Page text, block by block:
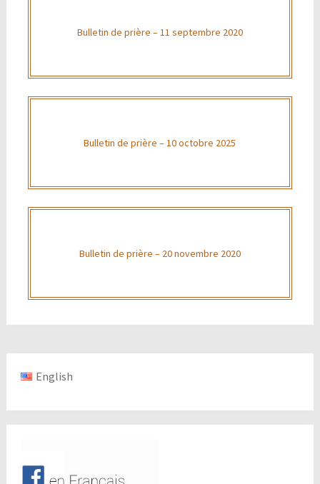
Bulletin de prière – 11 septembre 2020
Bulletin de prière – 10 octobre 2025
Bulletin de prière – 20 novembre 2020
English